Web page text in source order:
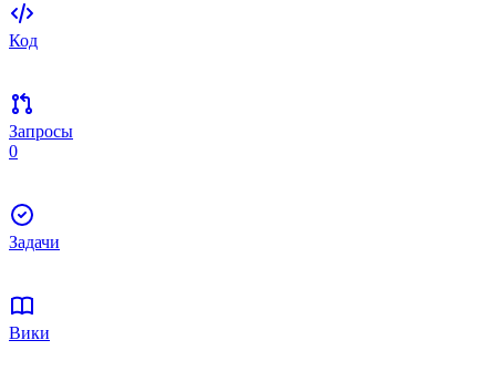
Код
Запросы
0
Задачи
Вики